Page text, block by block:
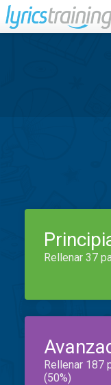
Rellenar 37
Rellenar 187
(50%)